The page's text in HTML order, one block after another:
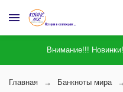
Внимание!!!
Главная Банкноты мира